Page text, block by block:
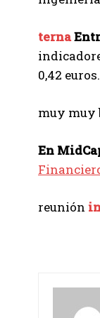
terna
0,42 euros.
muy muy
En
reunión